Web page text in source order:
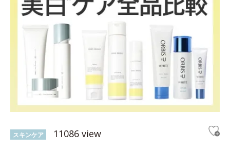
スキンケア 11086 view